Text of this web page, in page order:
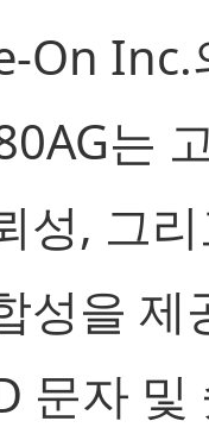
On Inc.
는
성, 그
성을 제
문자